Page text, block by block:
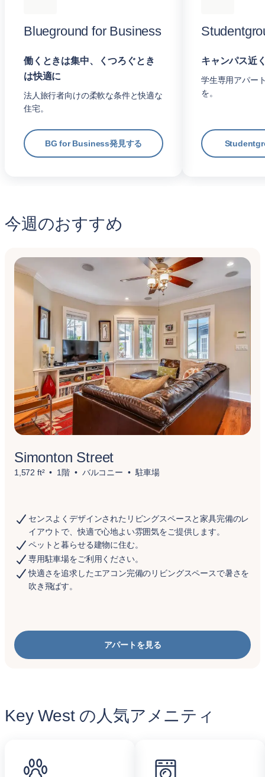
Blueground for Business
働くときは集中、くつろぐとき
は快適に
法人旅行者向けの柔軟な条件と快適な
住宅。
BG for Business発見する
キャンパス近
学生専用アパー
を。
今週のおすすめ
Simonton Street
1,572 ft² 1階 バルコニー 駐車場
センスよくデザインされたリビングスペースと家具完備のレ
イアウトで、快適で心地よい雰囲気をご提供します。
ペットと暮らせる建物に住む。
専用駐車場をご利用ください。
快適さを追求したエアコン完備のリビングスペースで暑さを
吹き飛ばす。
アパートを見る
Key West の人気アメニティ